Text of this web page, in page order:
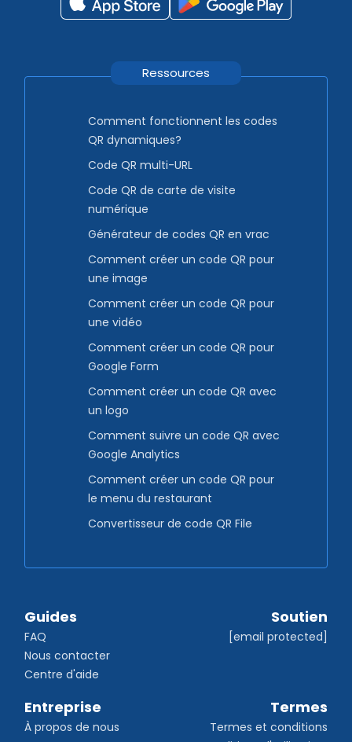
Ressources
Comment fonctionnent les codes
QR dynamiques?
Code QR multi-URL
Code QR de carte de visite
numérique
Générateur de codes QR en vrac
Comment créer un code QR pour
une image
Comment créer un code QR pour
une vidéo
Comment créer un code QR pour
Google Form
Comment créer un code QR avec
un logo
Comment suivre un code QR avec
Google Analytics
Comment créer un code QR pour
le menu du restaurant
Convertisseur de code QR File
Guides
FAQ
Nous contacter
Centre d'aide
Soutien
[email protected]
Entreprise
À propos de nous
Termes
Termes et conditions